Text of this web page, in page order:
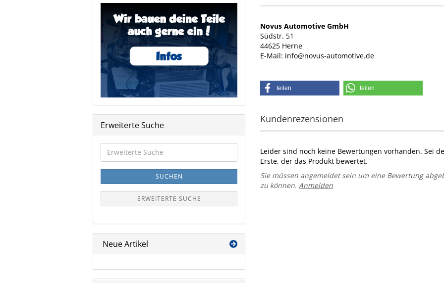
Novus Automotive GmbH
Südstr. 51
44625 Herne
E-Mail: info@novus-automotive.de
teilen teilen
Kundenrezensionen
Leider sind noch keine Bewertungen vorhanden. Sei
Erste, der das Produkt bewertet.
Sie müssen angemeldet sein um eine Bewertung
zu können.Anmelden
Erweiterte Suche
Suche
SUCHEN
ERWEITERTE SUCHE
Neue Artikel